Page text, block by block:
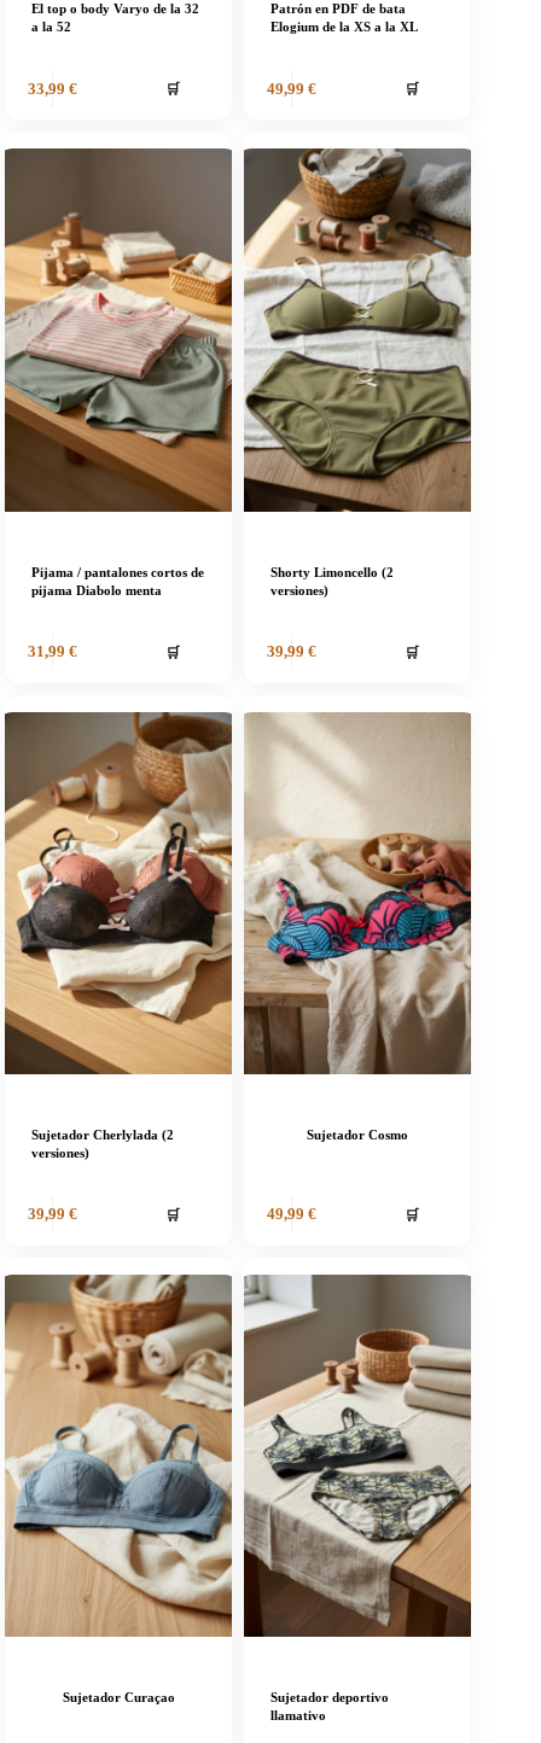
El top o body Varyo de la 32
a la 52
33,99 € 🛒
Patrón en PDF de bata
Elogium de la XS a la XL
49,99 € 🛒
Pijama / pantalones cortos de
pijama Diabolo menta
31,99 € 🛒
Shorty Limoncello (2
versiones)
39,99 € 🛒
Sujetador Cherlylada (2
versiones)
39,99 € 🛒
Sujetador Cosmo
49,99 € 🛒
Sujetador Curaçao
Sujetador deportivo
llamativo